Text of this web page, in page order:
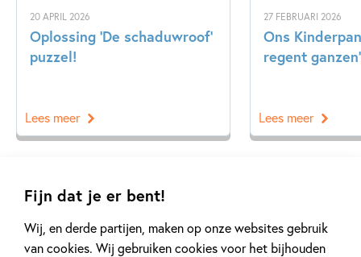
Fijn dat je er bent!
Wij, en derde partijen, maken op onze websites gebruik
van cookies. Wij gebruiken cookies voor het bijhouden
20 APRIL 2026
Oplossing ‘De schaduwroof’
puzzel!
Lees meer
27 FEBRUARI 2026
Ons
regent ganzen’
Lees meer
Bekijk alle artikelen